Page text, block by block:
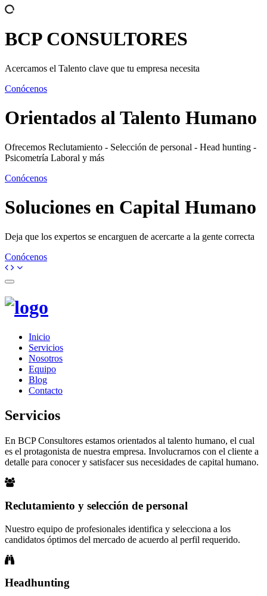
BCPCONSULTORES
Acercamos el Talento clave que tu empresa necesita
Conócenos
Orientados alTalento Humano
Ofrecemos Reclutamiento - Selección de personal - Head hunting -
Psicometría Laboral y más
Conócenos
Soluciones en Capital Humano
Deja que los expertos se encarguen de acercarte a la gente correcta
Conócenos
Toggle
Inicio
Servicios
Nosotros
Equipo
Blog
Contacto
Servicios
En BCP Consultores estamos orientados al talento humano, el cual
es el protagonista de nuestra empresa. Involucrarnos con el cliente a
detalle para conocer y satisfacer sus necesidades de capital humano.
Reclutamiento y selección de personal
Nuestro equipo de profesionales identifica y selecciona a los
candidatos óptimos del mercado de acuerdo al perfil requerido.
Headhunting